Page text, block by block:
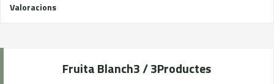
Valoracions
Fruita Blanch3 / 3Productes